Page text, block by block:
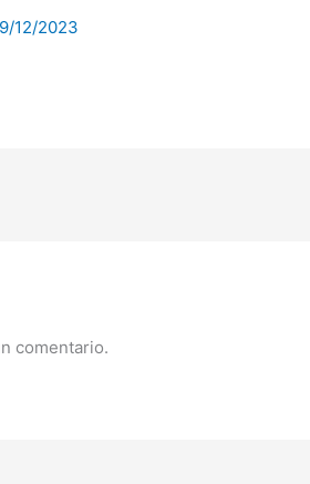
12/2023
comentario.